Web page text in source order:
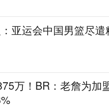
亚运会中国男篮尽
万！BR：老詹为加